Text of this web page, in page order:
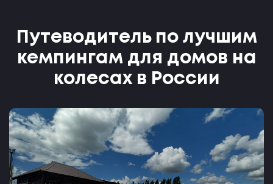
Путеводитель по лучшим
кемпингам для домов на
колесах в России